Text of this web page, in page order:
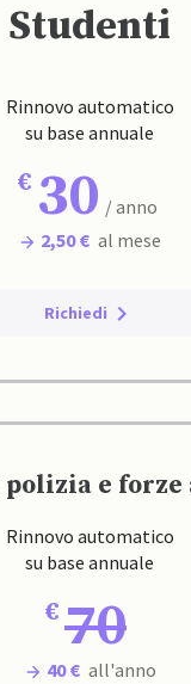
Studenti
Rinnovo automatico
su base annuale
30 / anno
2,50 € al mese
Richiedi
polizia e forze
Rinnovo automatico
su base annuale
70
40 € all'anno